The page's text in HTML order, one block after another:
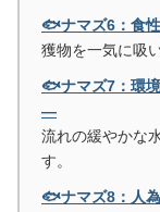
🐟ナマズ6：食
獲物を一気に吸
🐟ナマズ7：環
―
流れの緩やかな
す。
🐟ナマズ8：人